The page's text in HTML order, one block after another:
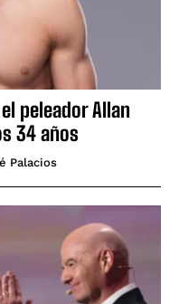
el peleador Allan
34 años
Palacios